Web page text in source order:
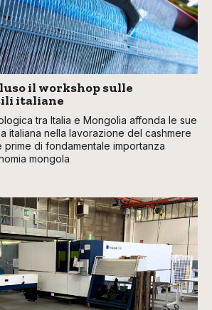
il workshop sulle
italiane
tra Italia e Mongolia affonda le sue
italiana nella lavorazione del cashmere
prime di fondamentale importanza
mongola